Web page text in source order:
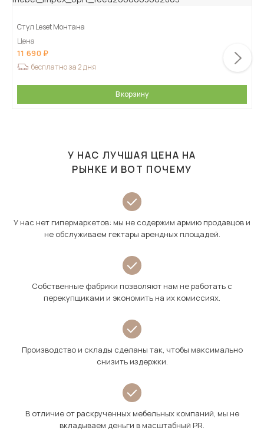
Стул Leset Монтана
Цена
11 690
бесплатно за 2 дня
В корзину
У НАС ЛУЧШАЯ ЦЕНА НА
РЫНКЕ И ВОТ ПОЧЕМУ
У нас нет гипермаркетов: мы не содержим армию продавцов и
не обслуживаем гектары арендных площадей.
Собственные фабрики позволяют нам не работать с
перекупщиками и экономить на их комиссиях.
Производство и склады сделаны так, чтобы максимально
снизить издержки.
В отличие от раскрученных мебельных компаний, мы не
вкладываем деньги в масштабный PR.